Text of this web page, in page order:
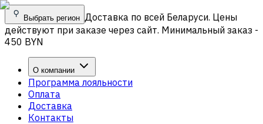
Выбрать регион Доставка по всей Беларуси. Цены
действуют при заказе через сайт. Минимальный заказ -
450 BYN
О компании
Программа лояльности
Оплата
Доставка
Контакты